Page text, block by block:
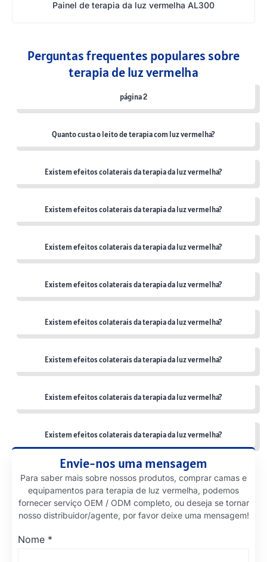
Painel de terapia da luz vermelha AL300
Perguntas frequentes populares sobre
terapia de luz vermelha
página 2
Quanto custa o leito de terapia com luz vermelha?
Existem efeitos colaterais da terapia da luz vermelha?
Existem efeitos colaterais da terapia da luz vermelha?
Existem efeitos colaterais da terapia da luz vermelha?
Existem efeitos colaterais da terapia da luz vermelha?
Existem efeitos colaterais da terapia da luz vermelha?
Existem efeitos colaterais da terapia da luz vermelha?
Existem efeitos colaterais da terapia da luz vermelha?
Existem efeitos colaterais da terapia da luz vermelha?
Envie-nos uma mensagem
Para saber mais sobre nossos produtos, comprar camas e
equipamentos para terapia de luz vermelha, podemos
fornecer serviço OEM / ODM completo, ou deseja se tornar
nosso distribuidor/agente, por favor deixe uma mensagem!
Nome *